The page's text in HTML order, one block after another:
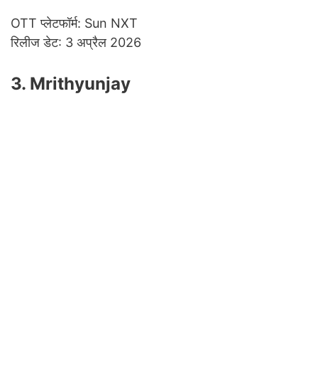
OTT प्लेटफॉर्म: Sun NXT
रिलीज डेट: 3 अप्रैल 2026
3. Mrithyunjay